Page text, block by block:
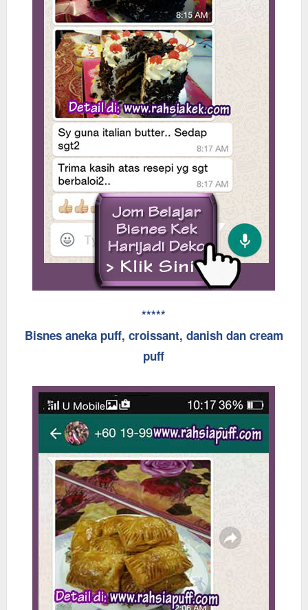
*****
Bisnes aneka puff, croissant, danish dan cream
puff